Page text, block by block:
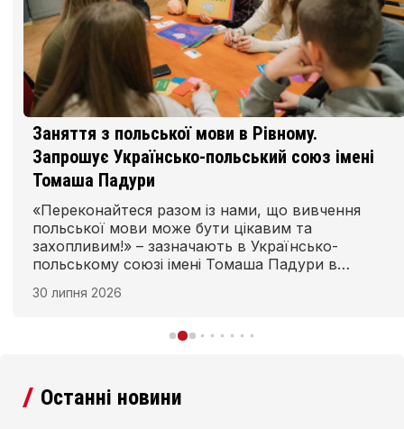
Заняття з польської мови в Рівному.
Запрошує Українсько-польський союз імені
Томаша Падури
«Переконайтеся разом із нами, що вивчення
польської мови може бути цікавим та
захопливим!» – зазначають в Українсько-
польському союзі імені Томаша Падури в
мови в новому навчальному році. Запис
30 липня 2026
Останні новини